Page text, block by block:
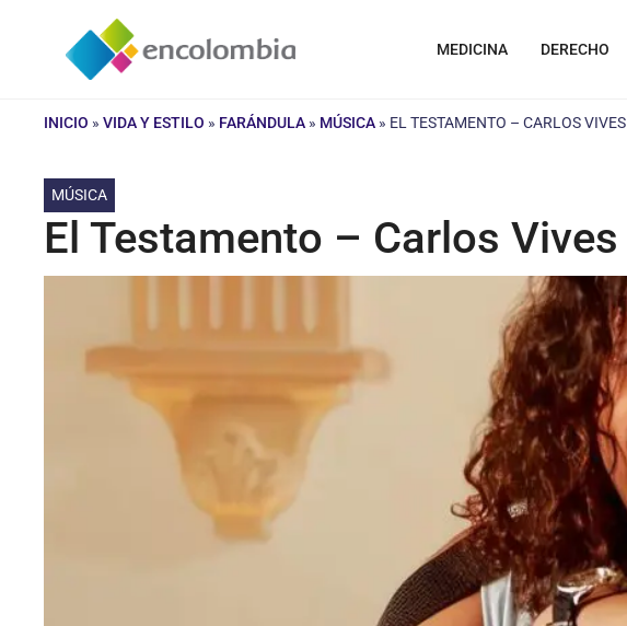
contenido
MEDICINA DERECHO
INICIO » VIDA Y ESTILO » FARÁNDULA » MÚSICA » EL TESTAMENTO – CARLOS VIVES
MÚSICA
El Testamento – Carlos Vives